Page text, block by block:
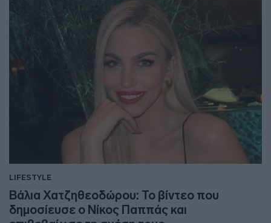
LIFESTYLE
Βάλια Χατζηθεοδώρου: Το βίντεο που
δημοσίευσε ο Νίκος Παππάς και